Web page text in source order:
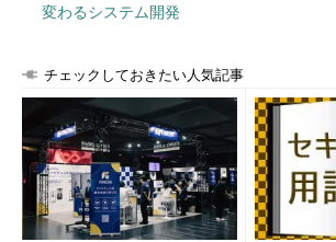
変わるシステム開発
チェックしておきたい人気記事